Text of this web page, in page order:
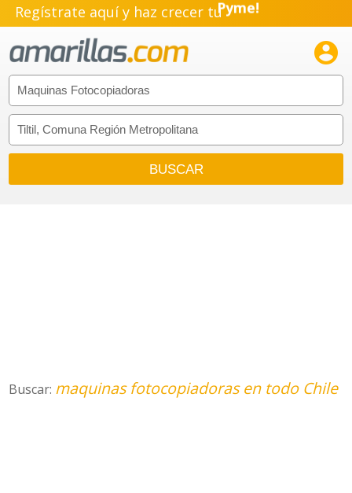
Regístrate aquí y haz crecer tu
Emprendimiento!

Buscar: maquinas fotocopiadoras en todo Chile